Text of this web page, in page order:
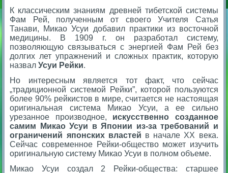
К классическим знаниям древней тибетской системы
Фам Рей, полученным от своего Учителя Сатья
Танави, Микао Усуи добавил практики из восточной
медицины. В 1909 г. oн разработал систему,
позволяющую связываться с энергией Фам Рей без
долгих лет упражнений и сложных практик, которую
назвалУсуи Рейки.
Но интересным является тот факт, что сейчас
„традиционной системой Рейки”, которой пользуются
более 90% рейкистов в мире, считается не настоящая
оригинальная система Микао Усуи, а ее сильно
урезанное производное, искусственно созданное
самим Микао Усуи в Японии из-за требований и
ограничений японских властей в начале ХХ века.
Сейчас современное Рейки-общество может изучить
оригинальную систему Микао Усуи в полном объеме.
Микао Усуи создал 2 Рейки-общества: старшее